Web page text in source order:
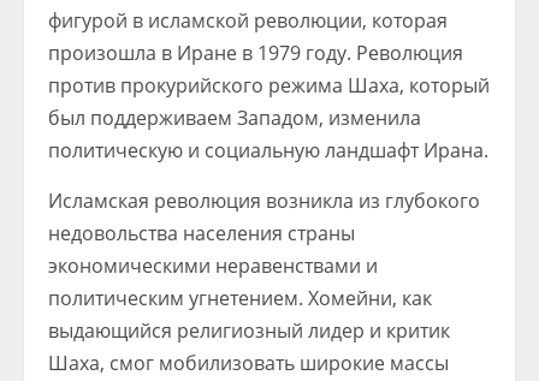
фигурой в исламской революции, которая
произошла в Иране в 1979 году. Революция
против прокурийского режима Шаха, который
был поддерживаем Западом, изменила
политическую и социальную ландшафт Ирана.
Исламская революция возникла из глубокого
недовольства населения страны
экономическими неравенствами и
политическим угнетением. Хомейни, как
выдающийся религиозный лидер и критик
Шаха, смог мобилизовать широкие массы